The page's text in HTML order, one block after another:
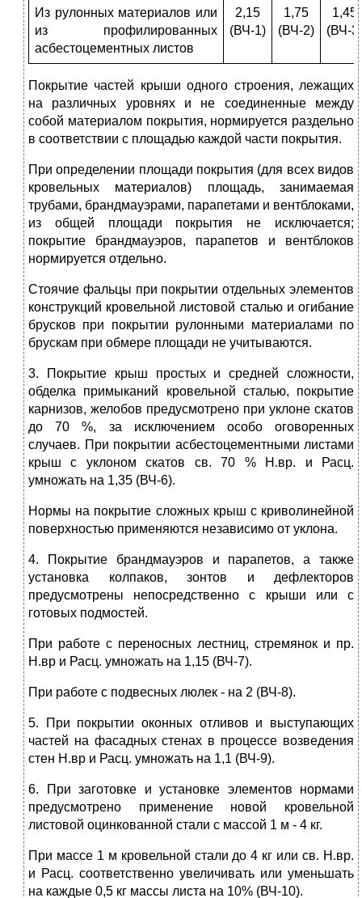
Из рулонных материалов или
из профилированных
асбестоцементных листов
2,15
(ВЧ-1)
1,75
(ВЧ-2)
1,45
(ВЧ-3)
Покрытие частей крыши одного строения, лежащих
на различных уровнях и не соединенные между
собой материалом покрытия, нормируется раздельно
в соответствии с площадью каждой части покрытия.
При определении площади покрытия (для всех видов
кровельных материалов) площадь, занимаемая
трубами, брандмауэрами, парапетами и вентблоками,
из общей площади покрытия не исключается;
покрытие брандмауэров, парапетов и вентблоков
нормируется отдельно.
Стоячие фальцы при покрытии отдельных элементов
конструкций кровельной листовой сталью и огибание
брусков при покрытии рулонными материалами по
брускам при обмере площади не учитываются.
3. Покрытие крыш простых и средней сложности,
обделка примыканий кровельной сталью, покрытие
карнизов, желобов предусмотрено при уклоне скатов
до 70 %, за исключением особо оговоренных
случаев. При покрытии асбестоцементными листами
крыш с уклоном скатов св. 70 % Н.вр. и Расц.
умножать на 1,35 (ВЧ-6).
Нормы на покрытие сложных крыш с криволинейной
поверхностью применяются независимо от уклона.
4. Покрытие брандмауэров и парапетов, а также
установка колпаков, зонтов и дефлекторов
предусмотрены непосредственно с крыши или с
готовых подмостей.
При работе с переносных лестниц, стремянок и пр.
Н.вр и Расц. умножать на 1,15 (ВЧ-7).
При работе с подвесных люлек - на 2 (ВЧ-8).
5. При покрытии оконных отливов и выступающих
частей на фасадных стенах в процессе возведения
стен Н.вр и Расц. умножать на 1,1 (ВЧ-9).
6. При заготовке и установке элементов нормами
предусмотрено применение новой кровельной
листовой оцинкованной стали с массой 1 м - 4 кг.
При массе 1 м кровельной стали до 4 кг или св. Н.вр.
и Расц. соответственно увеличивать или уменьшать
на каждые 0,5 кг массы листа на 10% (ВЧ-10).